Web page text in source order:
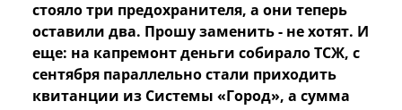
стояло три предохранителя, а они теперь
оставили два. Прошу заменить - не хотят. И
еще: на капремонт деньги собирало ТСЖ, с
сентября параллельно стали приходить
квитанции из Системы «Город», а сумма